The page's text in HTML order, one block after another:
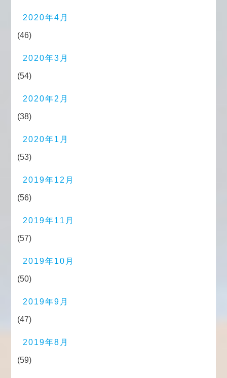
2020年4月
(46)
2020年3月
(54)
2020年2月
(38)
2020年1月
(53)
2019年12月
(56)
2019年11月
(57)
2019年10月
(50)
2019年9月
(47)
2019年8月
(59)